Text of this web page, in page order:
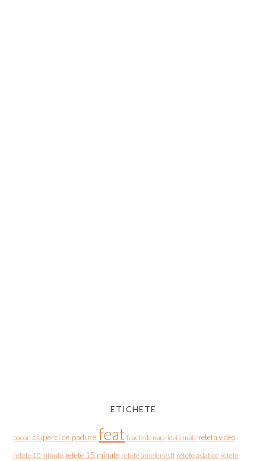
ETICHETE
bacon ciuperci de padure feat fructe de mare idei simple reteta video
retete 10 minute retete 15 minute retete ardelenesti retete asiatice retete